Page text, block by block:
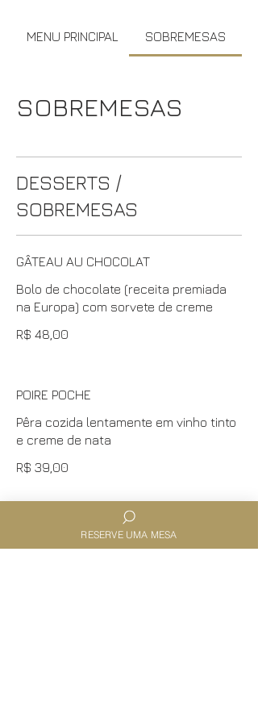
MENU PRINCIPAL SOBREMESAS
SOBREMESAS
DESSERTS /
SOBREMESAS
GÂTEAU AU CHOCOLAT
Bolo de chocolate (receita premiada
na Europa) com sorvete de creme
R$ 48,00
POIRE POCHE
Pêra cozida lentamente em vinho tinto
e creme de nata
R$ 39,00
MOUSSE AU CHOCOLAT
RESERVE UMA MESA